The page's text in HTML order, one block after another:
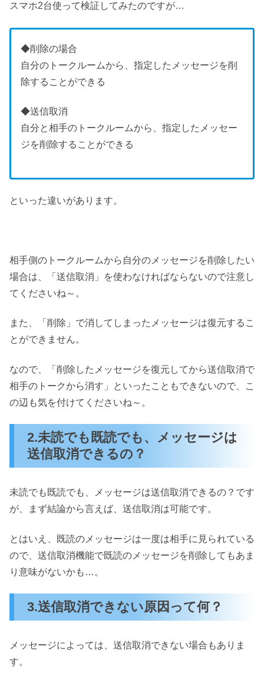
スマホ2台使って検証してみたのですが…
◆削除の場合
自分のトークルームから、指定したメッセージを削
除することができる
◆送信取消
自分と相手のトークルームから、指定したメッセー
ジを削除することができる
といった違いがあります。
相手側のトークルームから自分のメッセージを削除したい
場合は、「送信取消」を使わなければならないので注意し
てくださいね～。
また、「削除」で消してしまったメッセージは復元するこ
とができません。
なので、「削除したメッセージを復元してから送信取消で
相手のトークから消す」といったこともできないので、こ
の辺も気を付けてくださいね～。
2.未読でも既読でも、メッセージは
送信取消できるの？
未読でも既読でも、メッセージは送信取消できるの？です
が、まず結論から言えば、送信取消は可能です。
とはいえ、既読のメッセージは一度は相手に見られている
ので、送信取消機能で既読のメッセージを削除してもあま
り意味がないかも…。
3.送信取消できない原因って何？
メッセージによっては、送信取消できない場合もありま
す。